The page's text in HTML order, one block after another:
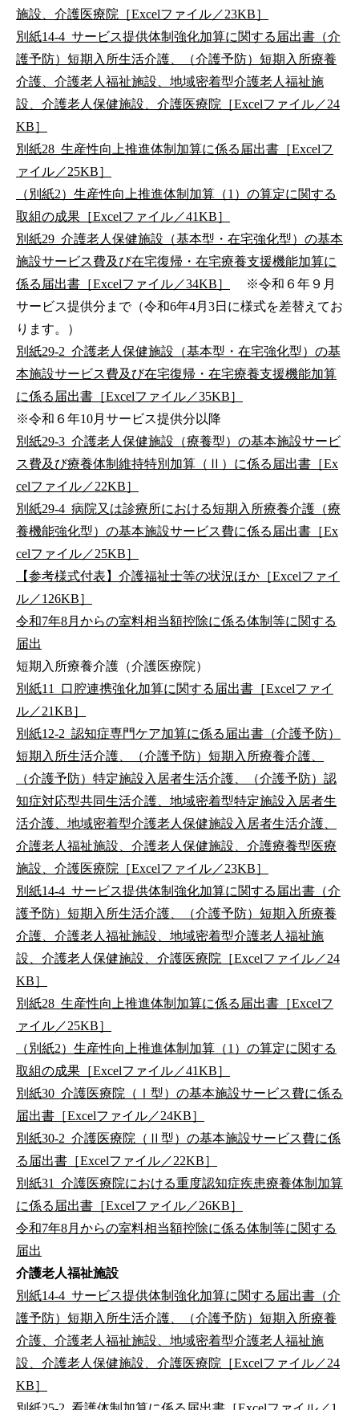
施設、介護医療院［Excelファイル／23KB］
別紙14-4_サービス提供体制強化加算に関する届出書（介
護予防）短期入所生活介護、（介護予防）短期入所療養
介護、介護老人福祉施設、地域密着型介護老人福祉施
設、介護老人保健施設、介護医療院［Excelファイル／24
KB］
別紙28_生産性向上推進体制加算に係る届出書［Excelフ
ァイル／25KB］
（別紙2）生産性向上推進体制加算（1）の算定に関する
取組の成果［Excelファイル／41KB］
別紙29_介護老人保健施設（基本型・在宅強化型）の基本
施設サービス費及び在宅復帰・在宅療養支援機能加算に
係る届出書［Excelファイル／34KB］
※令和６年９月
サービス提供分まで（令和6年4月3日に様式を差替えてお
ります。）
別紙29-2_介護老人保健施設（基本型・在宅強化型）の基
本施設サービス費及び在宅復帰・在宅療養支援機能加算
に係る届出書［Excelファイル／35KB］
※令和６年10月サービス提供分以降
別紙29-3_介護老人保健施設（療養型）の基本施設サービ
ス費及び療養体制維持特別加算（Ⅱ）に係る届出書［Ex
celファイル／22KB］
別紙29-4_病院又は診療所における短期入所療養介護（療
養機能強化型）の基本施設サービス費に係る届出書［Ex
celファイル／25KB］
【参考様式付表】介護福祉士等の状況ほか［Excelファイ
ル／126KB］
令和7年8月からの室料相当額控除に係る体制等に関する
届出
短期入所療養介護（介護医療院）
別紙11_口腔連携強化加算に関する届出書［Excelファイ
ル／21KB］
別紙12-2_認知症専門ケア加算に係る届出書（介護予防）
短期入所生活介護、（介護予防）短期入所療養介護、
（介護予防）特定施設入居者生活介護、（介護予防）認
知症対応型共同生活介護、地域密着型特定施設入居者生
活介護、地域密着型介護老人保健施設入居者生活介護、
介護老人福祉施設、介護老人保健施設、介護療養型医療
施設、介護医療院［Excelファイル／23KB］
別紙14-4_サービス提供体制強化加算に関する届出書（介
護予防）短期入所生活介護、（介護予防）短期入所療養
介護、介護老人福祉施設、地域密着型介護老人福祉施
設、介護老人保健施設、介護医療院［Excelファイル／24
KB］
別紙28_生産性向上推進体制加算に係る届出書［Excelフ
ァイル／25KB］
（別紙2）生産性向上推進体制加算（1）の算定に関する
取組の成果［Excelファイル／41KB］
別紙30_介護医療院（Ⅰ型）の基本施設サービス費に係る
届出書［Excelファイル／24KB］
別紙30-2_介護医療院（Ⅱ型）の基本施設サービス費に係
る届出書［Excelファイル／22KB］
別紙31_介護医療院における重度認知症疾患療養体制加算
に係る届出書［Excelファイル／26KB］
令和7年8月からの室料相当額控除に係る体制等に関する
届出
介護老人福祉施設
別紙14-4_サービス提供体制強化加算に関する届出書（介
護予防）短期入所生活介護、（介護予防）短期入所療養
介護、介護老人福祉施設、地域密着型介護老人福祉施
設、介護老人保健施設、介護医療院［Excelファイル／24
KB］